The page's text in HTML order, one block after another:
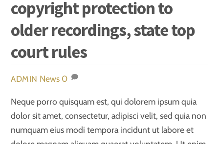
copyright protection to
older recordings, state top
court rules
ADMIN News 0
Neque porro quisquam est, qui dolorem ipsum quia
dolor sit amet, consectetur, adipisci velit, sed quia non
numquam eius modi tempora incidunt ut labore et